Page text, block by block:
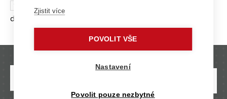
decades for the industrial production of paper tubes of all
kinds – from toilet paper rolls to food packaging to tubes
for wrapping films. Its consumption in the Cze
Zjistit více
POVOLIT VŠE
Nastavení
Povolit pouze nezbytné